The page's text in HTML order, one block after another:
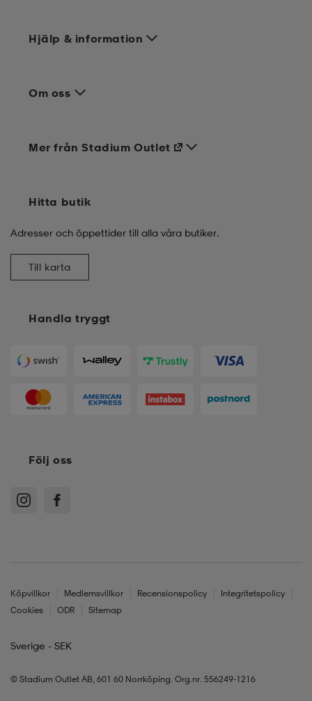
Hjälp & information
Om oss
Handla tryggt
Mer från Stadium Outlet
Hitta butik
Adresser och öppettider till alla våra butiker.
Till karta
Följ oss
Köpvillkor Medlemsvillkor Recensionspolicy
Integritetspolicy
Cookies
ODR Sitemap
Sverige - SEK
© Stadium Outlet AB, 601 60 Norrköping. Org.nr. 556249-1216